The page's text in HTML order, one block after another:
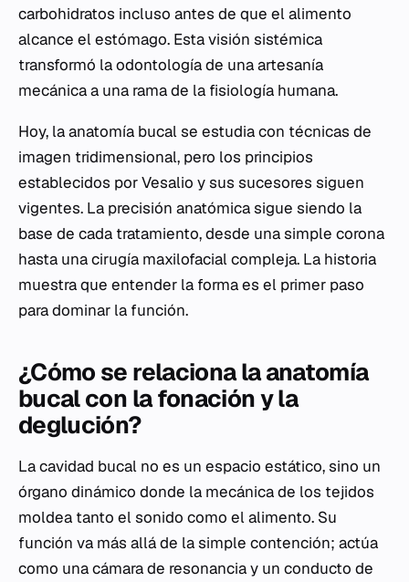
carbohidratos incluso antes de que el alimento
alcance el estómago. Esta visión sistémica
transformó la odontología de una artesanía
mecánica a una rama de la fisiología humana.
Hoy, la anatomía bucal se estudia con técnicas de
imagen tridimensional, pero los principios
establecidos por Vesalio y sus sucesores siguen
vigentes. La precisión anatómica sigue siendo la
base de cada tratamiento, desde una simple corona
hasta una cirugía maxilofacial compleja. La historia
muestra que entender la forma es el primer paso
para dominar la función.
¿Cómo se relaciona la anatomía
bucal con la fonación y la
deglución?
La cavidad bucal no es un espacio estático, sino un
órgano dinámico donde la mecánica de los tejidos
moldea tanto el sonido como el alimento. Su
función va más allá de la simple contención; actúa
como una cámara de resonancia y un conducto de